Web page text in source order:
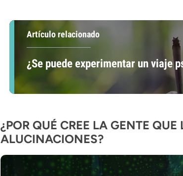
Artículo relacionado
¿Se puede experimentar un viaje
¿POR QUÉ CREE LA GENTE
ALUCINACIONES?